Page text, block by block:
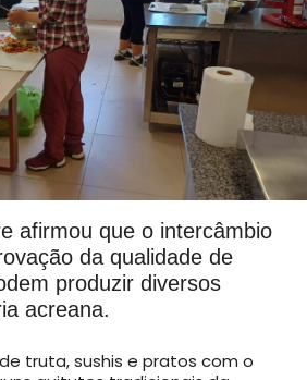
afirmou que o intercâmbio
da qualidade de
produzir diversos
acreana.
truta, sushis e pratos com o